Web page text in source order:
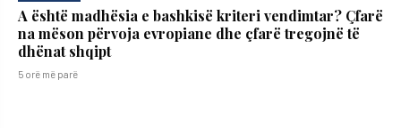
A është madhësia e bashkisë kriteri vendimtar? Çfarë
na mëson përvoja evropiane dhe çfarë tregojnë të
dhënat shqipt
5 orë më parë